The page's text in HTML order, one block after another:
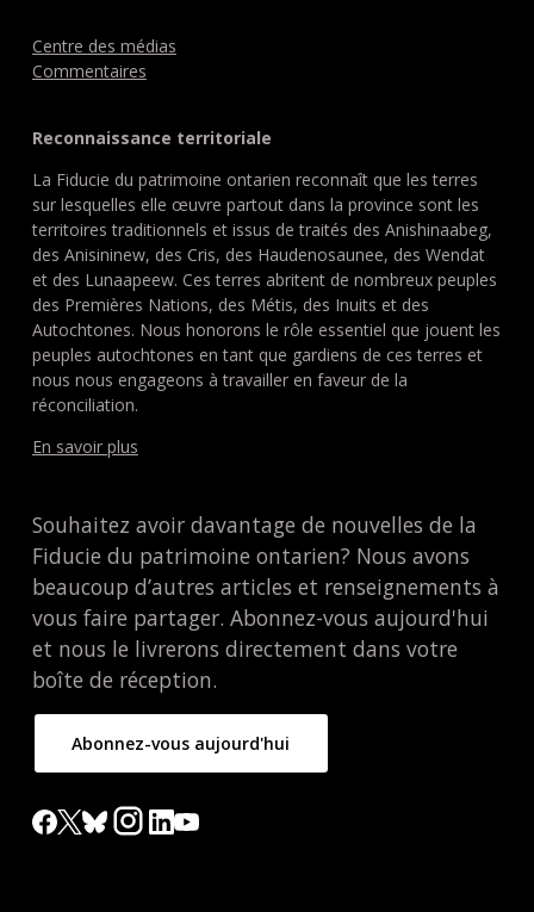
Centre des médias
Commentaires
Reconnaissance territoriale
La Fiducie du patrimoine ontarien reconnaît que les terres
sur lesquelles elle œuvre partout dans la province sont les
territoires traditionnels et issus de traités des Anishinaabeg,
des Anisininew, des Cris, des Haudenosaunee, des Wendat
et des Lunaapeew. Ces terres abritent de nombreux peuples
des Premières Nations, des Métis, des Inuits et des
Autochtones. Nous honorons le rôle essentiel que jouent les
peuples autochtones en tant que gardiens de ces terres et
nous nous engageons à travailler en faveur de la
réconciliation.
En savoir plus
Souhaitez avoir davantage de nouvelles de la
Fiducie du patrimoine ontarien? Nous avons
beaucoup d’autres articles et renseignements à
vous faire partager. Abonnez-vous aujourd'hui
et nous le livrerons directement dans votre
boîte de réception.
Abonnez-vous aujourd'hui